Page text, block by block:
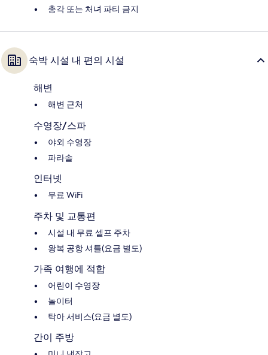
총각 또는 처녀 파티 금지
숙박 시설 내 편의 시설
해변
해변 근처
수영장/스파
야외 수영장
파라솔
인터넷
무료 WiFi
주차 및 교통편
시설 내 무료 셀프 주차
왕복 공항 셔틀(요금 별도)
가족 여행에 적합
어린이 수영장
놀이터
탁아 서비스(요금 별도)
간이 주방